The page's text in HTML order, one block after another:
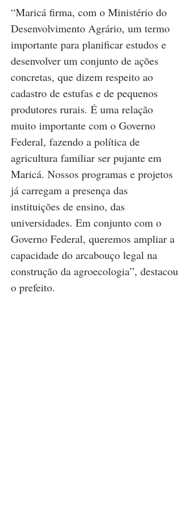
“Maricá firma, com o Ministério do
Desenvolvimento Agrário, um termo
importante para planificar estudos e
desenvolver um conjunto de ações
concretas, que dizem respeito ao
cadastro de estufas e de pequenos
produtores rurais. É uma relação
muito importante com o Governo
Federal, fazendo a política de
agricultura familiar ser pujante em
Maricá. Nossos programas e projetos
já carregam a presença das
instituições de ensino, das
universidades. Em conjunto com o
Governo Federal, queremos ampliar a
capacidade do arcabouço legal na
construção da agroecologia”, destacou
o prefeito.